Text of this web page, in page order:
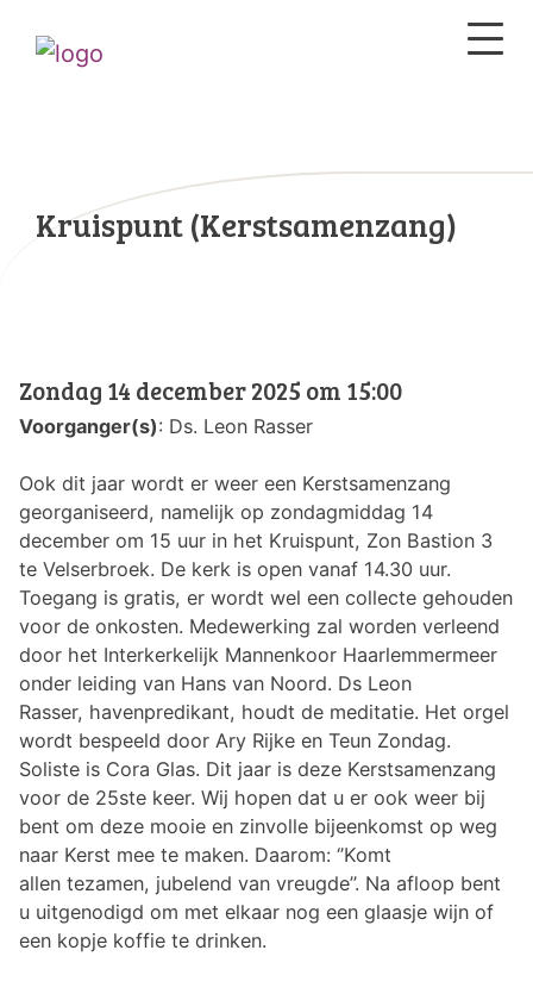
Kruispunt (Kerstsamenzang)
Zondag 14 december 2025 om 15:00
Voorganger(s): Ds. Leon Rasser
Ook dit jaar wordt er weer een Kerstsamenzang
georganiseerd, namelijk op zondagmiddag 14
december om 15 uur in het Kruispunt, Zon Bastion 3
te Velserbroek. De kerk is open vanaf 14.30 uur.
Toegang is gratis, er wordt wel een collecte gehouden
voor de onkosten. Medewerking zal worden verleend
door het Interkerkelijk Mannenkoor Haarlemmermeer
onder leiding van Hans van Noord. Ds Leon
Rasser, havenpredikant, houdt de meditatie. Het orgel
wordt bespeeld door Ary Rijke en Teun Zondag.
Soliste is Cora Glas. Dit jaar is deze Kerstsamenzang
voor de 25ste keer. Wij hopen dat u er ook weer bij
bent om deze mooie en zinvolle bijeenkomst op weg
naar Kerst mee te maken. Daarom: ‘’Komt
allen tezamen, jubelend van vreugde’’. Na afloop bent
u uitgenodigd om met elkaar nog een glaasje wijn of
een kopje koffie te drinken.